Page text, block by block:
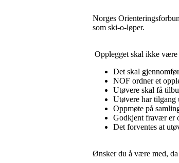
Norges
som ski-o-løper.
Opplegget skal ikke være
Det skal
NOF ordner et
Utøvere skal få
Utøvere har tilgang
Oppmøte på
Godkjent fravær er
Det forventes at
Ønsker du å være med, da